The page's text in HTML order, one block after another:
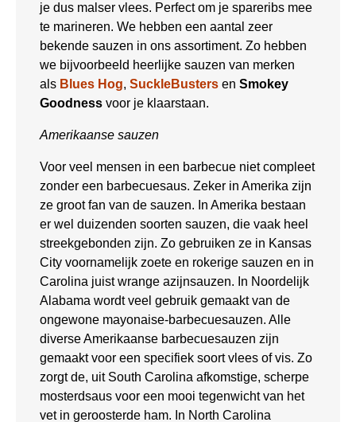
je dus malser vlees. Perfect om je spareribs mee
te marineren. We hebben een aantal zeer
bekende sauzen in ons assortiment. Zo hebben
we bijvoorbeeld heerlijke sauzen van merken
als Blues Hog, SuckleBusters en Smokey
Goodness voor je klaarstaan.
Amerikaanse sauzen
Voor veel mensen in een barbecue niet compleet
zonder een barbecuesaus. Zeker in Amerika zijn
ze groot fan van de sauzen. In Amerika bestaan
er wel duizenden soorten sauzen, die vaak heel
streekgebonden zijn. Zo gebruiken ze in Kansas
City voornamelijk zoete en rokerige sauzen en in
Carolina juist wrange azijnsauzen. In Noordelijk
Alabama wordt veel gebruik gemaakt van de
ongewone mayonaise-barbecuesauzen. Alle
diverse Amerikaanse barbecuesauzen zijn
gemaakt voor een specifiek soort vlees of vis. Zo
zorgt de, uit South Carolina afkomstige, scherpe
mosterdsaus voor een mooi tegenwicht van het
vet in geroosterde ham. In North Carolina